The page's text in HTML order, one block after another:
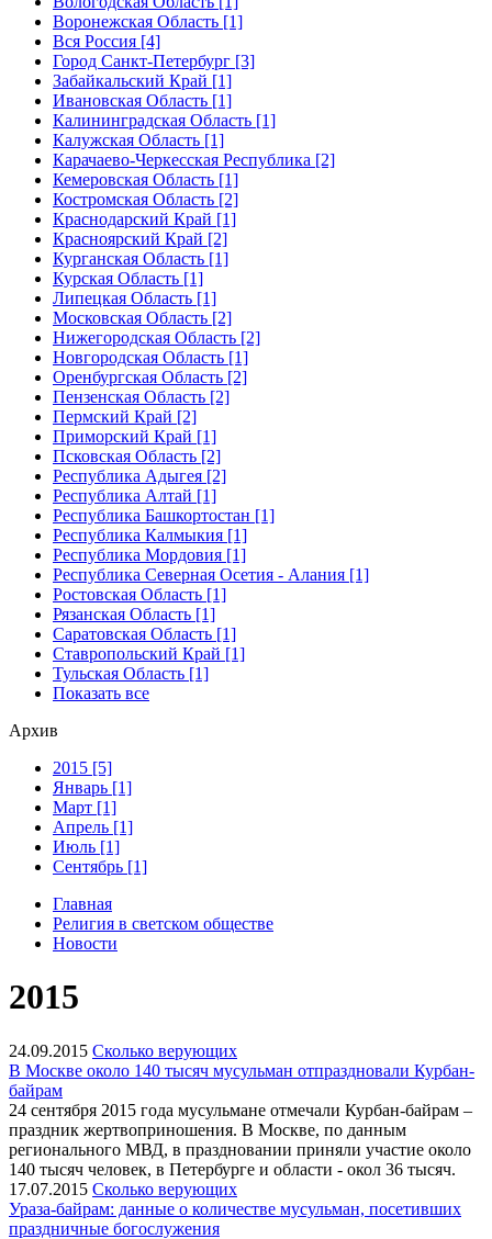
Воронежская Область [1]
Вся Россия [4]
Город Санкт-Петербург [3]
Забайкальский Край [1]
Ивановская Область [1]
Калининградская Область [1]
Калужская Область [1]
Карачаево-Черкесская Республика [2]
Кемеровская Область [1]
Костромская Область [2]
Краснодарский Край [1]
Красноярский Край [2]
Курганская Область [1]
Курская Область [1]
Липецкая Область [1]
Московская Область [2]
Нижегородская Область [2]
Новгородская Область [1]
Оренбургская Область [2]
Пензенская Область [2]
Пермский Край [2]
Приморский Край [1]
Псковская Область [2]
Республика Адыгея [2]
Республика Алтай [1]
Республика Башкортостан [1]
Республика Калмыкия [1]
Республика Мордовия [1]
Республика Северная Осетия - Алания [1]
Ростовская Область [1]
Рязанская Область [1]
Саратовская Область [1]
Ставропольский Край [1]
Тульская Область [1]
Показать все
Архив
2015 [5]
Январь [1]
Март [1]
Апрель [1]
Июль [1]
Сентябрь [1]
Главная
Религия в светском обществе
Новости
2015
24.09.2015 Сколько верующих
В Москве около 140 тысяч мусульман отпраздновали Курбан-
байрам
24 сентября 2015 года мусульмане отмечали Курбан-байрам –
праздник жертвоприношения. В Москве, по данным
регионального МВД, в праздновании приняли участие около
140 тысяч человек, в Петербурге и области - окол 36 тысяч.
17.07.2015 Сколько верующих
Ураза-байрам: данные о количестве мусульман, посетивших
праздничные богослужения